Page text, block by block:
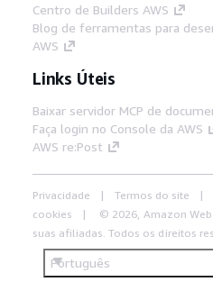
Centro de Builders AWS
Blog de ferramentas para
AWS
Links Úteis
Baixar servidor MCP de
Faça login no Console da AWS
AWS re:Post
Privacidade Termos do site
cookies
© 2026, Amazon Web
suas afiliadas. Todos os direitos
Português